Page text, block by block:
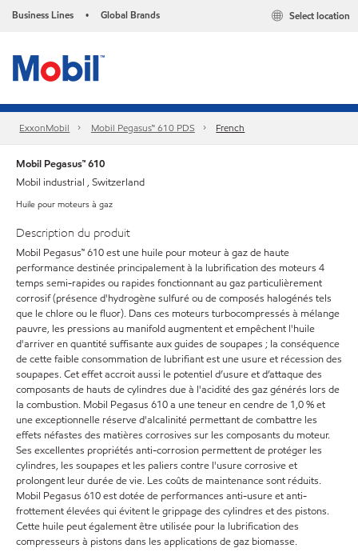
Business Lines • Global Brands Select location
ExxonMobil Mobil Pegasus™ 610 PDS French
Mobil Pegasus™ 610
Mobil industrial , Switzerland
Huile pour moteurs à gaz
Description du produit
Mobil Pegasus™ 610 est une huile pour moteur à gaz de haute
performance destinée principalement à la lubrification des moteurs 4
temps semi-rapides ou rapides fonctionnant au gaz particulièrement
corrosif (présence d'hydrogène sulfuré ou de composés halogénés tels
que le chlore ou le fluor). Dans ces moteurs turbocompressés à mélange
pauvre, les pressions au manifold augmentent et empêchent l'huile
d'arriver en quantité suffisante aux guides de soupapes ; la conséquence
de cette faible consommation de lubrifiant est une usure et récession des
soupapes. Cet effet accroit aussi le potentiel d’usure et d’attaque des
composants de hauts de cylindres due à l'acidité des gaz générés lors de
la combustion. Mobil Pegasus 610 a une teneur en cendre de 1,0 % et
une exceptionnelle réserve d'alcalinité permettant de combattre les
effets néfastes des matières corrosives sur les composants du moteur.
Ses excellentes propriétés anti-corrosion permettent de protéger les
cylindres, les soupapes et les paliers contre l'usure corrosive et
prolongent leur durée de vie. Les coûts de maintenance sont réduits.
Mobil Pegasus 610 est dotée de performances anti-usure et anti-
frottement élevées qui évitent le grippage des cylindres et des pistons.
Cette huile peut également être utilisée pour la lubrification des
compresseurs à pistons dans les applications de gaz biomasse.